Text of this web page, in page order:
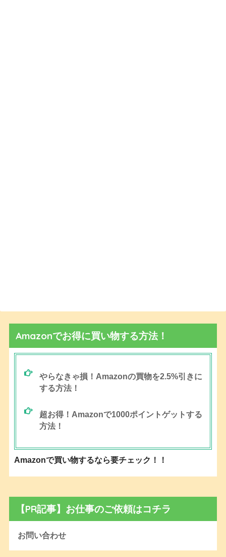
Amazonでお得に買い物する方法！
やらなきゃ損！Amazonの買物を2.5%引きに
する方法！
超お得！Amazonで1000ポイントゲットする
方法！
Amazonで買い物するなら要チェック！！
【PR記事】お仕事のご依頼はコチラ
お問い合わせ